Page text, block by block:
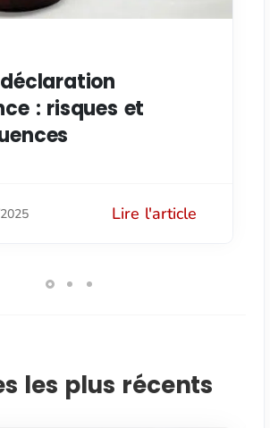
: risques et
Lire l'article
les plus récents